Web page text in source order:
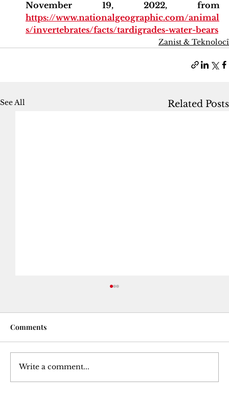
https://www.nationalgeographic.com/animal
s/invertebrates/facts/tardigrades-water-bears
Zanist & Teknolocî
Related Posts
See All
Comments
Write a comment...